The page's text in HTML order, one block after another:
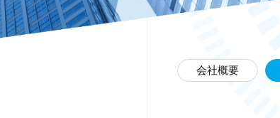
会社概要